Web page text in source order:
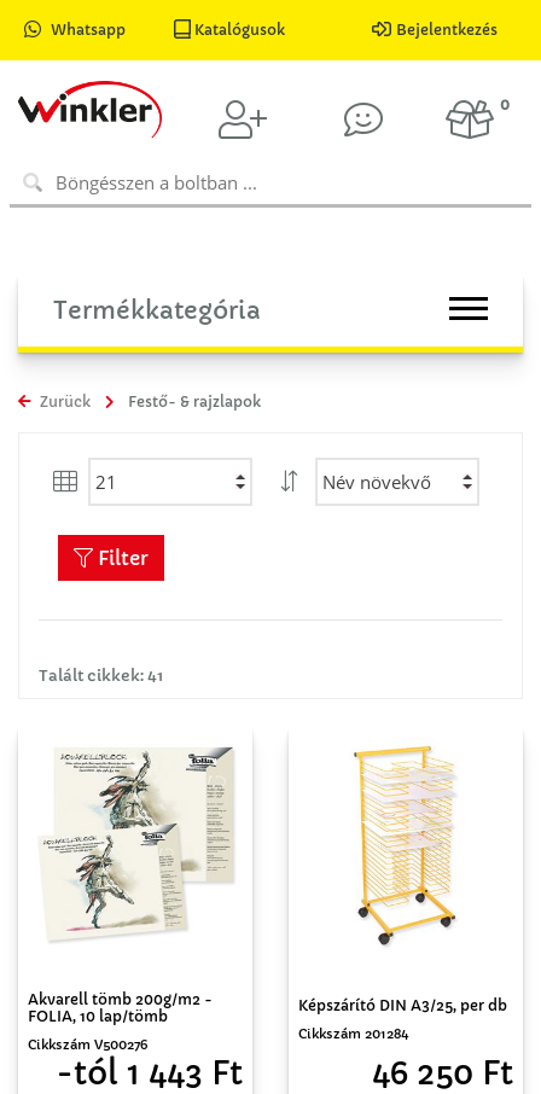
Whatsapp Katalógusok Bejelentkezés
0
Termékkategória
Zurück Festő- & rajzlapok
Talált cikkek: 41
Filter
Akvarell tömb 200g/m2 -
FOLIA, 10 lap/tömb
Cikkszám V500276
-tól 1 443 Ft
Képszárító DIN A3/25, per db
Cikkszám 201284
46 250 Ft